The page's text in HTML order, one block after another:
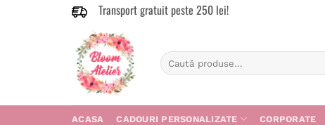
Transport gratuit peste 250 lei!
Caută
după:
ACASA CADOURI PERSONALIZATE CORPORATE